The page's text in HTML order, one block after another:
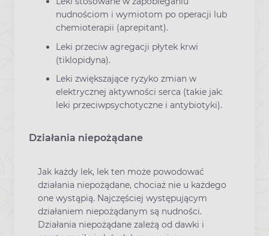
nudnościom i wymiotom po operacji lub
chemioterapii (aprepitant).
Leki przeciw agregacji płytek krwi
(tiklopidyna).
Leki zwiększające ryzyko zmian w
elektrycznej aktywności serca (takie jak:
leki przeciwpsychotyczne i antybiotyki).
Działania niepożądane
Jak każdy lek, lek ten może powodować
działania niepożądane, chociaż nie u każdego
one wystąpią. Najczęściej występującym
działaniem niepożądanym są nudności.
Działania niepożądane zależą od dawki i